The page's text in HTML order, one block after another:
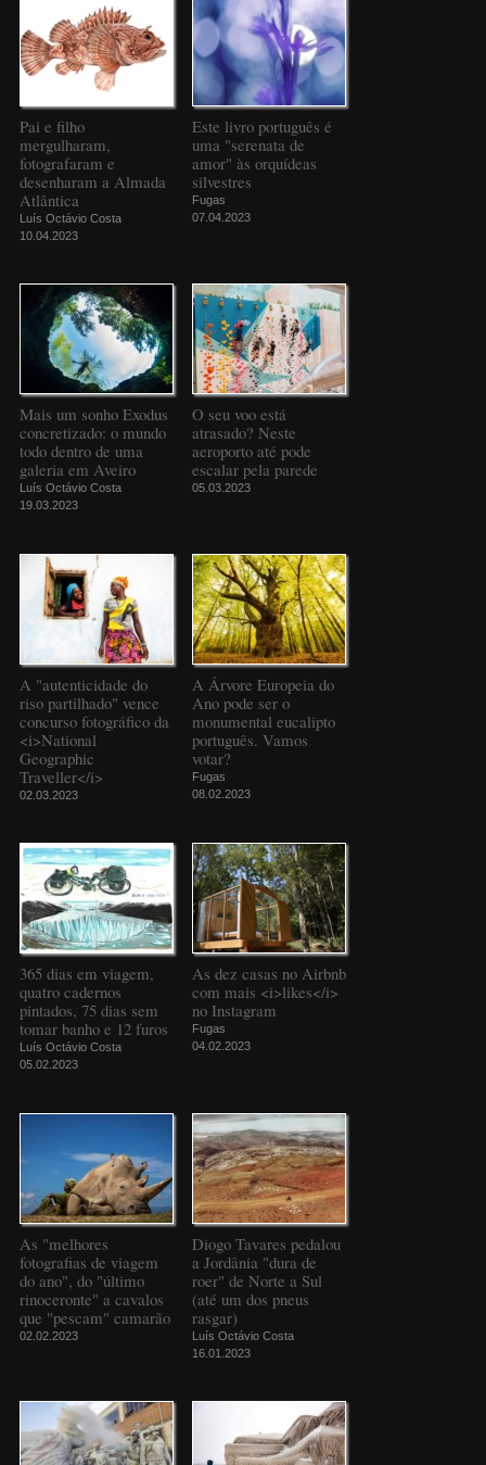
Pai e filho
mergulharam,
fotografaram e
desenharam a Almada
Atlântica
Luís Octávio Costa
10.04.2023
Este livro português é
uma "serenata de
amor" às orquídeas
silvestres
Fugas
07.04.2023
Mais um sonho Exodus
concretizado: o mundo
todo dentro de uma
galeria em Aveiro
Luís Octávio Costa
19.03.2023
O seu voo está
atrasado? Neste
aeroporto até pode
escalar pela parede
05.03.2023
A "autenticidade do
riso partilhado" vence
concurso fotográfico da
<i>National
Geographic
Traveller</i>
02.03.2023
A Árvore Europeia do
Ano pode ser o
monumental eucalipto
português. Vamos
votar?
Fugas
08.02.2023
365 dias em viagem,
quatro cadernos
pintados, 75 dias sem
tomar banho e 12 furos
Luís Octávio Costa
05.02.2023
As dez casas no Airbnb
com mais <i>likes</i>
no Instagram
Fugas
04.02.2023
As "melhores
fotografias de viagem
do ano", do "último
rinoceronte" a cavalos
que "pescam" camarão
02.02.2023
Diogo Tavares pedalou
a Jordânia "dura de
roer" de Norte a Sul
(até um dos pneus
rasgar)
Luís Octávio Costa
16.01.2023